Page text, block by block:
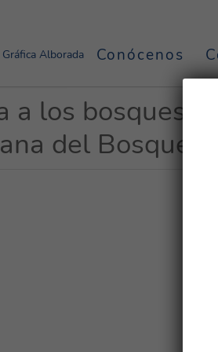
Conócenos
a los bosques
del Bosque